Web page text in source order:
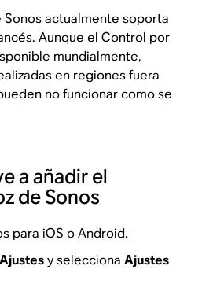
Sonos actualmente soporta
Aunque el Control por
mundialmente,
en regiones fuera
no funcionar como se
a añadir el
de Sonos
para iOS o Android.
Ajustesy selecciona Ajustes